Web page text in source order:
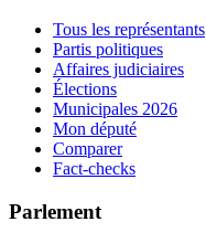
Tous les représentants
Partis politiques
Affaires judiciaires
Élections
Municipales 2026
Mon député
Comparer
Fact-checks
Parlement